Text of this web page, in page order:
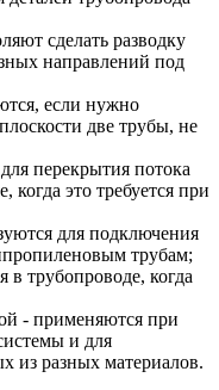
сделать разводку
направлений под
если нужно
две трубы, не
перекрытия потока
когда это требуется при
для подключения
трубам;
в трубопроводе, когда
- применяются при
и для
из разных материалов.